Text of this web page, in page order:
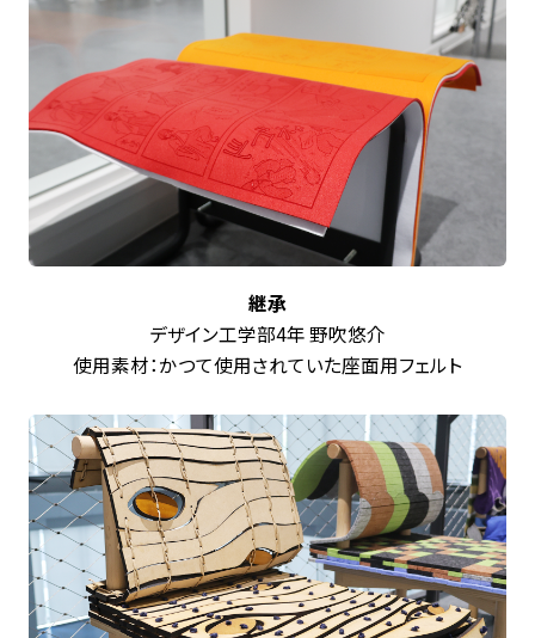
継承
デザイン工学部4年 野吹悠介
使用素材：かつて使用されていた座面用フェルト